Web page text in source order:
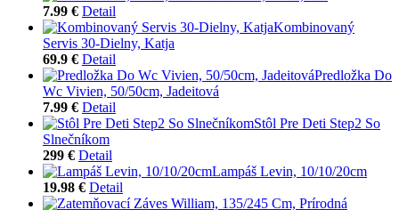
7.99 € Detail
Kombinovaný
Servis 30-Dielny, Katja
69.9 € Detail
Predložka Do
Wc Vivien, 50/50cm, Jadeitová
7.99 € Detail
Stôl Pre Deti Step2 So
Slnečníkom
299 € Detail
Lampáš Levin, 10/10/20cm
19.98 € Detail